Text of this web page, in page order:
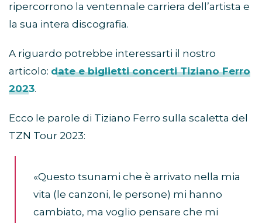
ripercorrono la ventennale carriera dell’artista e
la sua intera discografia.
A riguardo potrebbe interessarti il nostro
articolo: date e biglietti concerti Tiziano Ferro
2023.
Ecco le parole di Tiziano Ferro sulla scaletta del
TZN Tour 2023:
«Questo tsunami che è arrivato nella mia
vita (le canzoni, le persone) mi hanno
cambiato, ma voglio pensare che mi